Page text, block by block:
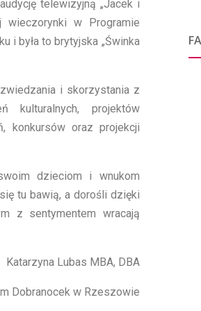
telewizyjną „Jacek i
wieczorynki w Programie
i była to brytyjska „Świnka
i skorzystania z
kulturalnych, projektów
konkursów oraz projekcji
dzieciom i wnukom
tu bawią, a dorośli dzięki
z sentymentem wracają
Katarzyna Lubas MBA, DBA
Dobranocek w Rzeszowie